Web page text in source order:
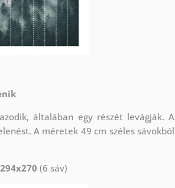
általában egy részét levágják. A
A méretek 49 cm széles sávokból
(6 sáv)